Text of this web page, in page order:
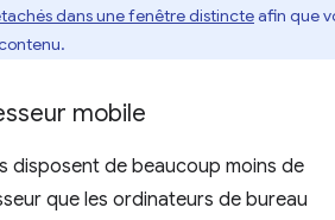
dans une fenêtre distincteafin que
mobile
disposent de beaucoup moins de
que les ordinateurs de bureau